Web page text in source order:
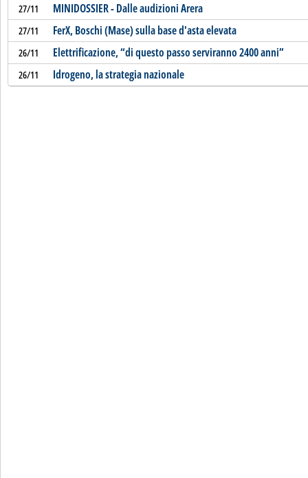
27/11 MINIDOSSIER - Dalle audizioni Arera
27/11 FerX, Boschi (Mase) sulla base d'asta elevata
26/11 Elettrificazione, “di questo passo serviranno 2400 anni”
26/11 Idrogeno, la strategia nazionale